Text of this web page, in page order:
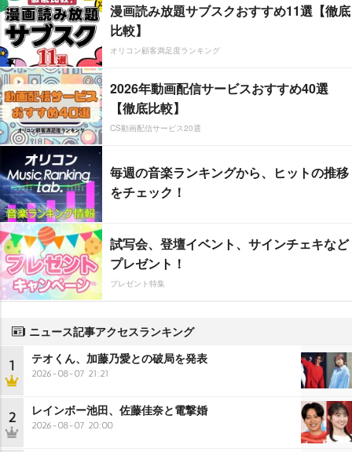
漫画読み放題サブスクおすすめ11選【徹底
比較】
オリコン顧客満足度ランキング
2026年動画配信サービスおすすめ40選
【徹底比較】
CS動画配信サービス20選
毎週の音楽ランキングから、ヒットの推移
をチェック！
試写会、登壇イベント、サインチェキなど
プレゼント！
プレゼント特集
ニュース記事アクセスランキング
1 テオくん、加藤乃愛との破局を発表
2026-08-07 21:21
2 レインボー池田、佐藤佳奈と電撃婚
2026-08-07 20:00